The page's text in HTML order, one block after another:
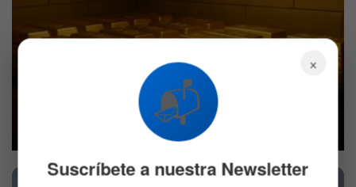
El oro vuelve a brillar: los motivos detrás de la subida de
622
×
📬
Suscríbete a nuestra Newsletter